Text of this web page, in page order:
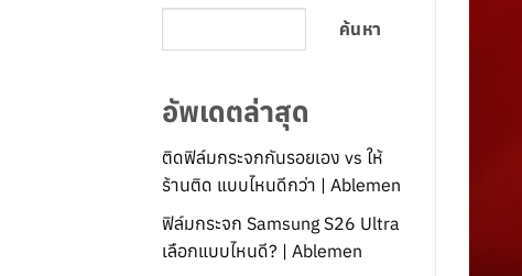
ค้นหา
อัพเดตล่าสุด
ติดฟิล์มกระจกกันรอยเอง vs ให้
ร้านติด แบบไหนดีกว่า | Ablemen
ฟิล์มกระจก Samsung S26 Ultra
เลือกแบบไหนดี? | Ablemen